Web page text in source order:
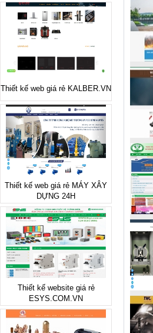
Thiết kế web giá rẻ KALBER.VN
Thiết kế web giá rẻ MÁY XÂY
DỰNG 24H
Thiết kế website giá rẻ
ESYS.COM.VN